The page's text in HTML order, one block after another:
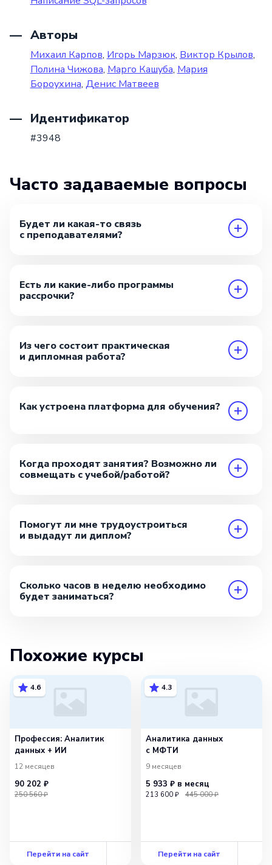
Авторы
Михаил Карпов, Игорь Марзюк, Виктор Крылов,
Полина Чижова, Марго Кашуба, Мария
Бороухина, Денис Матвеев
Идентификатор
#3948
Часто задаваемые вопросы
Будет ли какая-то связь
с преподавателями?
Есть ли какие-либо программы
рассрочки?
Из чего состоит практическая
и дипломная работа?
Как устроена платформа для обучения?
Когда проходят занятия? Возможно ли
совмещать с учебой/работой?
Помогут ли мне трудоустроиться
и выдадут ли диплом?
Сколько часов в неделю необходимо
будет заниматься?
Похожие курсы
4.6
Профессия: Аналитик
данных + ИИ
12 месяцев
90 202 ₽
250 560 ₽
Перейти на сайт
4.3
Аналитика данных
c МФТИ
9 месяцев
5 933 ₽ в месяц
213 600 ₽ 445 000 ₽
Перейти на сайт